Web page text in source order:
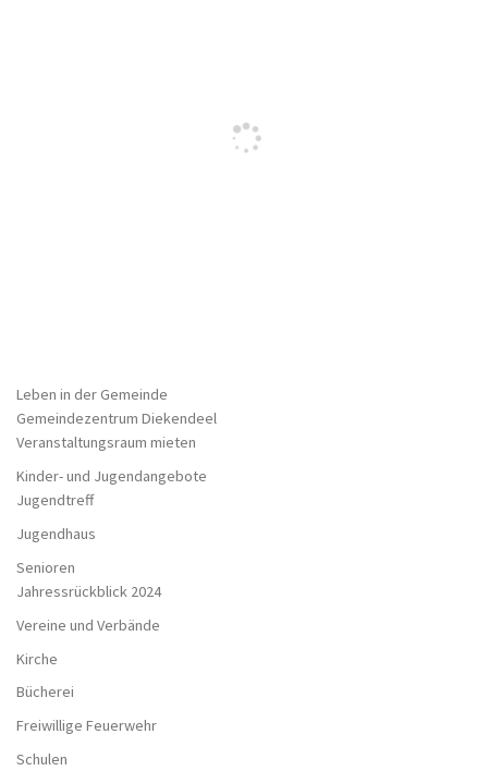
Leben in der Gemeinde
Gemeindezentrum Diekendeel
Veranstaltungsraum mieten
Kinder- und Jugendangebote
Jugendtreff
Jugendhaus
Senioren
Jahressrückblick 2024
Vereine und Verbände
Kirche
Bücherei
Freiwillige Feuerwehr
Schulen